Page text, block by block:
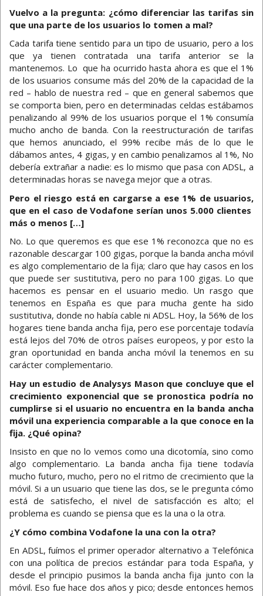
Vuelvo a la pregunta: ¿cómo diferenciar las tarifas sin
que una parte de los usuarios lo tomen a mal?
Cada tarifa tiene sentido para un tipo de usuario, pero a los
que ya tienen contratada una tarifa anterior se la
mantenemos. Lo que ha ocurrido hasta ahora es que el 1%
de los usuarios consume más del 20% de la capacidad de la
red – hablo de nuestra red – que en general sabemos que
se comporta bien, pero en determinadas celdas estábamos
penalizando al 99% de los usuarios porque el 1% consumía
mucho ancho de banda. Con la reestructuración de tarifas
que hemos anunciado, el 99% recibe más de lo que le
dábamos antes, 4 gigas, y en cambio penalizamos al 1%, No
debería extrañar a nadie: es lo mismo que pasa con ADSL, a
determinadas horas se navega mejor que a otras.
Pero el riesgo está en cargarse a ese 1% de usuarios,
que en el caso de Vodafone serían unos 5.000 clientes
más o menos […]
No. Lo que queremos es que ese 1% reconozca que no es
razonable descargar 100 gigas, porque la banda ancha móvil
es algo complementario de la fija; claro que hay casos en los
que puede ser sustitutiva, pero no para 100 gigas. Lo que
hacemos es pensar en el usuario medio. Un rasgo que
tenemos en España es que para mucha gente ha sido
sustitutiva, donde no había cable ni ADSL. Hoy, la 56% de los
hogares tiene banda ancha fija, pero ese porcentaje todavía
está lejos del 70% de otros países europeos, y por esto la
gran oportunidad en banda ancha móvil la tenemos en su
carácter complementario.
Hay un estudio de Analysys Mason que concluye que el
crecimiento exponencial que se pronostica podría no
cumplirse si el usuario no encuentra en la banda ancha
móvil una experiencia comparable a la que conoce en la
fija. ¿Qué opina?
Insisto en que no lo vemos como una dicotomía, sino como
algo complementario. La banda ancha fija tiene todavía
mucho futuro, mucho, pero no el ritmo de crecimiento que la
móvil. Si a un usuario que tiene las dos, se le pregunta cómo
está de satisfecho, el nivel de satisfacción es alto; el
problema es cuando se piensa que es la una o la otra.
¿Y cómo combina Vodafone la una con la otra?
En ADSL, fuímos el primer operador alternativo a Telefónica
con una política de precios estándar para toda España, y
desde el principio pusimos la banda ancha fija junto con la
móvil. Eso fue hace dos años y pico; desde entonces hemos